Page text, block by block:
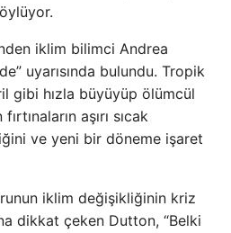
iklim bilimci Andrea
uyarısında bulundu. Tropik
gibi hızla büyüyüp ölümcül
aşırı sıcak
ve yeni bir döneme işaret
iklim değişikliğinin kriz
dikkat çeken Dutton, “Belki